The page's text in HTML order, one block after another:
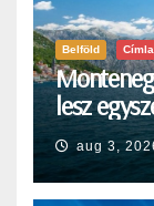
Belföld
lesz
aug 3,